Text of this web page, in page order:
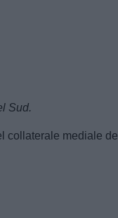
Sud.
collaterale mediale del